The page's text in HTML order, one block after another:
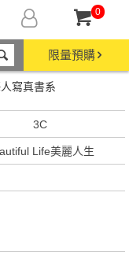
0
限量預購
寫真書系
3C
Life美麗人生